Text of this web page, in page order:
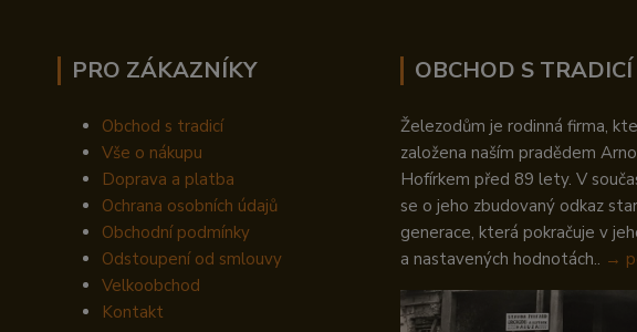
PRO ZÁKAZNÍKY
Obchod s tradicí
Vše o nákupu
Doprava a platba
Ochrana osobních údajů
Obchodní podmínky
Odstoupení od smlouvy
Velkoobchod
Kontakt
OBCHOD S TRADICÍ
Železodům je rodinná firma,
založena naším pradědem
Hofírkem před 89 lety. V
se o jeho zbudovaný odkaz
generace, která pokračuje v
a nastavených hodnotách.. →